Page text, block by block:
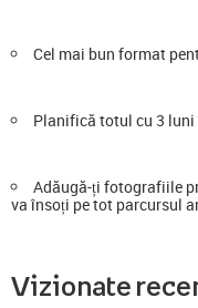
Cel mai bun format
Planifică totul cu 3
Adăugă-ți fotografiile
va însoți pe tot parcursul
Vizionate